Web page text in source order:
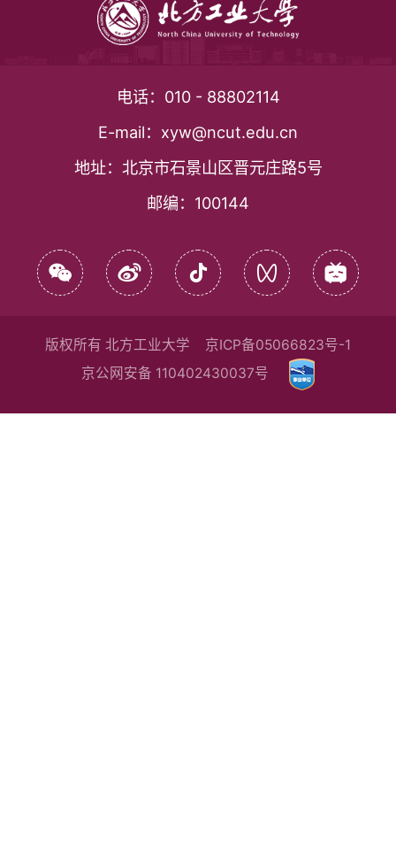
电话： 010 - 88802114
E-mail： xyw@ncut.edu.cn
地址： 北京市石景山区晋元庄路5号
邮编： 100144
版权所有 北方工业大学
京ICP备05066823号-1
京公网安备 110402430037号